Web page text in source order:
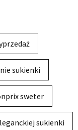
sukienki
sweter
sukienki